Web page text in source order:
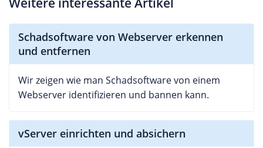
Schadsoftware von Webserver erkennen
und entfernen
Wir zeigen wie man Schadsoftware von einem
Webserver identifizieren und bannen kann.
vServer einrichten und absichern